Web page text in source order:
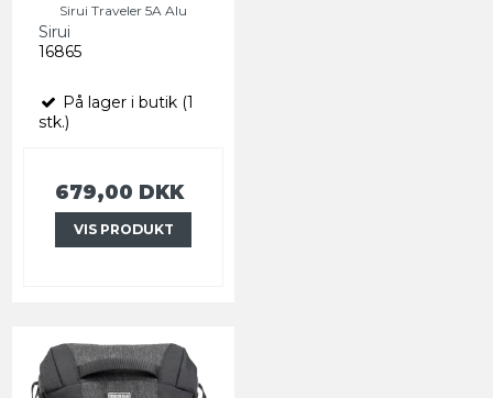
Sirui Traveler 5A Alu
Sirui
16865
På lager i butik (1
stk.)
679,00 DKK
VIS PRODUKT